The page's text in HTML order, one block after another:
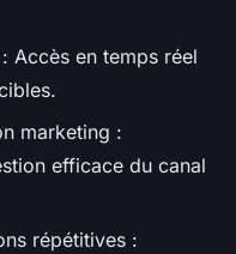
Accès en temps réel
marketing :
efficace du canal
répétitives :